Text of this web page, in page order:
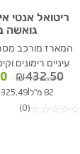
ריטואל אנטי
גואשה
המארז מורכב
עיניים רימונים
₪432.50
82 מ"ל | ₪325.49 ל- 100
☆
☆
☆
☆
☆
(0)